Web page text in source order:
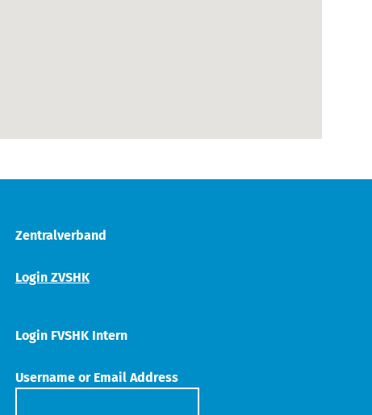
Zentralverband
Login ZVSHK
Login FVSHK Intern
Username or Email Address